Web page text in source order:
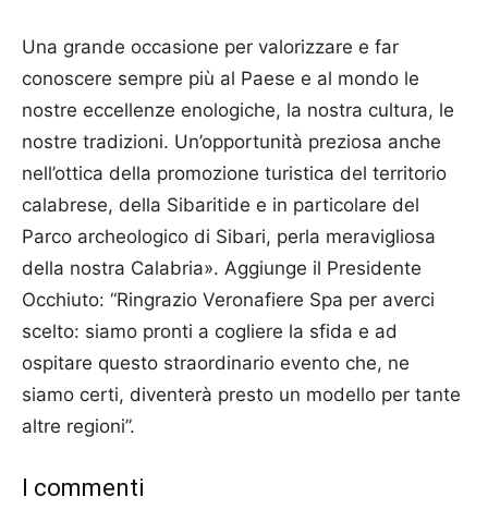
Una grande occasione per valorizzare e far
conoscere sempre più al Paese e al mondo le
nostre eccellenze enologiche, la nostra cultura, le
nostre tradizioni. Un’opportunità preziosa anche
nell’ottica della promozione turistica del territorio
calabrese, della Sibaritide e in particolare del
Parco archeologico di Sibari, perla meravigliosa
della nostra Calabria». Aggiunge il Presidente
Occhiuto: “Ringrazio Veronafiere Spa per averci
scelto: siamo pronti a cogliere la sfida e ad
ospitare questo straordinario evento che, ne
siamo certi, diventerà presto un modello per tante
altre regioni”.
I commenti